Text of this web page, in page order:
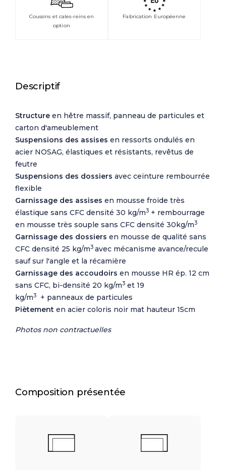
Coussins et cales-reins en
option
Fabrication Européenne
Descriptif
Structure en hêtre massif, panneau de particules et
carton d'ameublement
Suspensions des assises en ressorts ondulés en
acier NOSAG, élastiques et résistants, revêtus de
feutre
Suspensions des dossiers avec ceinture rembourrée
flexible
Garnissage des assises en mousse froide très
élastique sans CFC densité 30 kg/m3 + rembourrage
en mousse très souple sans CFC densité 30kg/m3
Garnissage des dossiers en mousse de qualité sans
CFC densité 25 kg/m3 avec mécanisme avance/recule
sauf sur l'angle et la récamière
Garnissage des accoudoirs en mousse HR ép. 12 cm
sans CFC, bi-densité 20 kg/m3 et 19
kg/m3
+ panneaux de particules
Piètement en acier coloris noir mat hauteur 15cm
Photos non contractuelles
Composition présentée